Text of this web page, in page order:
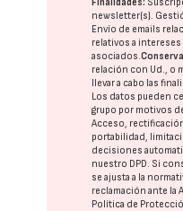
newsletter(s).
Envío de emails
relativos a
asociados.
relación con Ud., o
llevar a cabo las
Los datos pueden
grupo por motivos
Acceso,
portabilidad,
decisiones
nuestro DPD. Si
se ajusta a la
reclamación ante la
Política de